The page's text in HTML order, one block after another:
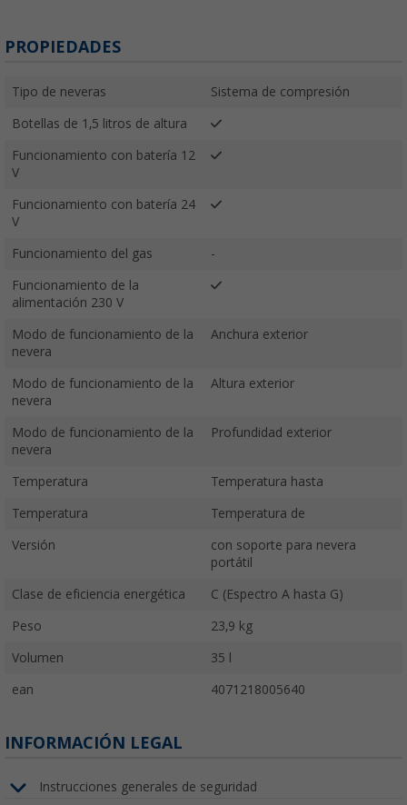
PROPIEDADES
Tipo de neveras Sistema de compresión
Botellas de 1,5 litros de altura
Funcionamiento con batería 12
V
Funcionamiento con batería 24
V
Funcionamiento del gas -
Funcionamiento de la
alimentación 230 V
Modo de funcionamiento de la
nevera
Anchura exterior
Modo de funcionamiento de la
nevera
Altura exterior
Modo de funcionamiento de la
nevera
Profundidad exterior
Temperatura Temperatura hasta
Temperatura Temperatura de
Versión
con soporte para nevera
portátil
Clase de eficiencia energética C (Espectro A hasta G)
Peso 23,9 kg
Volumen 35 l
ean 4071218005640
INFORMACIÓN LEGAL
Instrucciones generales de seguridad